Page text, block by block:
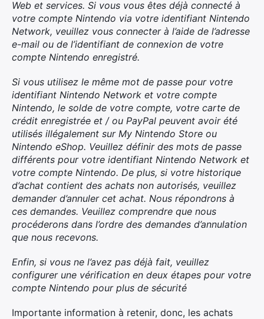
Web et services. Si vous vous êtes déjà connecté à
votre compte Nintendo via votre identifiant Nintendo
Network, veuillez vous connecter à l’aide de l’adresse
e-mail ou de l’identifiant de connexion de votre
compte Nintendo enregistré.
Si vous utilisez le même mot de passe pour votre
identifiant Nintendo Network et votre compte
Nintendo, le solde de votre compte, votre carte de
crédit enregistrée et / ou PayPal peuvent avoir été
utilisés illégalement sur My Nintendo Store ou
Nintendo eShop. Veuillez définir des mots de passe
différents pour votre identifiant Nintendo Network et
votre compte Nintendo. De plus, si votre historique
d’achat contient des achats non autorisés, veuillez
demander d’annuler cet achat. Nous répondrons à
ces demandes. Veuillez comprendre que nous
procéderons dans l’ordre des demandes d’annulation
que nous recevons.
Enfin, si vous ne l’avez pas déjà fait, veuillez
configurer une vérification en deux étapes pour votre
compte Nintendo pour plus de sécurité
Importante information à retenir, donc, les achats
×
Rechercher
: